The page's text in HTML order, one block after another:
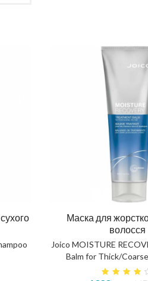
Маска для
волосся
Joico MOISTURE
Balm for Thick/